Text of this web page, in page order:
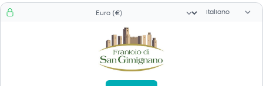
Selezionatore valuta Selettore di